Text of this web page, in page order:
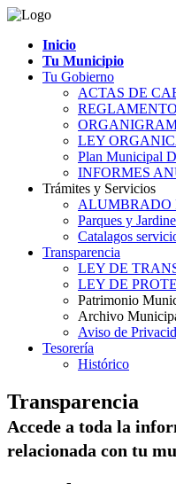
Inicio
Tu Municipio
Tu Gobierno
ACTAS DE
LEY
Plan Municipal
INFORMES
Trámites y Servicios
ALUMBRADO
Parques y
Catalagos
Transparencia
LEY DE
LEY DE
Patrimonio
Archivo
Aviso de
Tesorería
Histórico
Transparencia
Accede a toda la
relacionada con tu